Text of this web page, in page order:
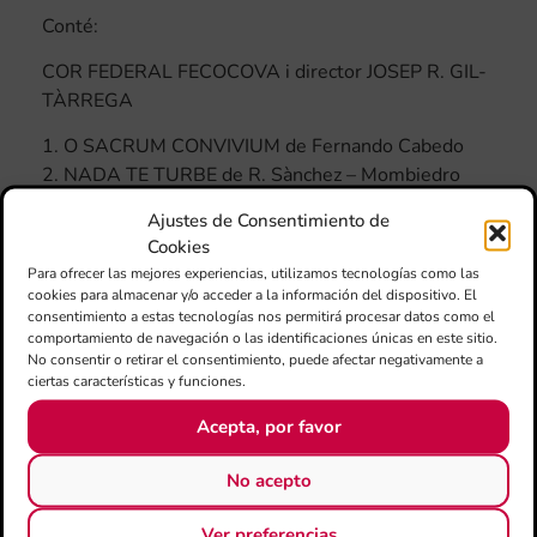
Ajustes de Consentimiento de
Cookies
Para ofrecer las mejores experiencias, utilizamos tecnologías como las
cookies para almacenar y/o acceder a la información del dispositivo. El
consentimiento a estas tecnologías nos permitirá procesar datos como el
comportamiento de navegación o las identificaciones únicas en este sitio.
No consentir o retirar el consentimiento, puede afectar negativamente a
ciertas características y funciones.
Acepta, por favor
No acepto
Conté:
COR FEDERAL FECOCOVA i director JOSEP R. GIL-
TÀRREGA
1. O SACRUM CONVIVIUM de Fernando Cabedo
2. NADA TE TURBE de R. Sànchez – Mombiedro
METALLS I PERCUSSIÓ DE LA JOVE BANDA
SIMFÒNICA FSMCV I COLLA FEDERAL FVDiT i
director J.C. SEMPERE BOMBOÍ
4. LLUNA D´ARGENT de J.C. Sempere Bomboí.
DOLÇAINES FVDiT, JOVE BANDA SIMFÒNICA
FSMCV I GRUP DE BALL DE LA FFCV i director
5. MUIXERANGUES AL CEL de J.C. Sempere